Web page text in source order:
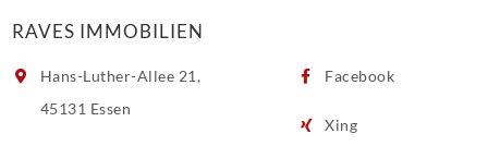
RAVES IMMOBILIEN
Hans-Luther-Allee 21,
45131 Essen
Facebook
Xing